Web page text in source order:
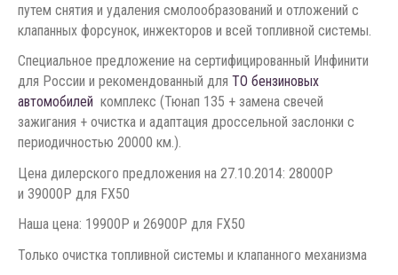
путем снятия и удаления смолообразований и отложений с
клапанных форсунок, инжекторов и всей топливной системы.
Специальное предложение на сертифицированный Инфинити
для России и рекомендованный для ТО бензиновых
автомобилей комплекс (Тюнап 135 + замена свечей
зажигания + очистка и адаптация дроссельной заслонки с
периодичностью 20000 км.).
Цена дилерского предложения на 27.10.2014: 28000P
и 39000P для FX50
Наша цена: 19900P и 26900P для FX50
Только очистка топливной системы и клапанного механизма